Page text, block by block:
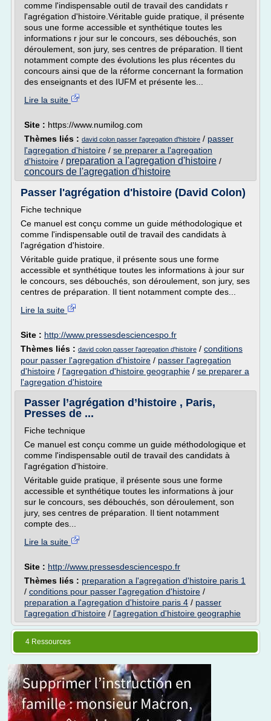
comme l'indispensable outil de travail des candidats r
l'agrégation d'histoire.Véritable guide pratique, il présente
sous une forme accessible et synthétique toutes les
informations r jour sur le concours, ses débouchés, son
déroulement, son jury, ses centres de préparation. Il tient
notamment compte des évolutions les plus récentes du
concours ainsi que de la réforme concernant la formation
des enseignants et des IUFM et présente les...
Lire la suite
Site : https://www.numilog.com
Thèmes liés : david colon passer l'agregation d'histoire / passer
l'agregation d'histoire / se preparer a l'agregation
d'histoire / preparation a l'agregation d'histoire /
concours de l'agregation d'histoire
Passer l'agrégation d'histoire (David Colon)
Fiche technique
Ce manuel est conçu comme un guide méthodologique et
comme l'indispensable outil de travail des candidats à
l'agrégation d'histoire.
Véritable guide pratique, il présente sous une forme
accessible et synthétique toutes les informations à jour sur
le concours, ses débouchés, son déroulement, son jury, ses
centres de préparation. Il tient notamment compte des...
Lire la suite
Site : http://www.pressesdesciencespo.fr
Thèmes liés : david colon passer l'agregation d'histoire / conditions
pour passer l'agregation d'histoire / passer l'agregation
d'histoire / l'agregation d'histoire geographie / se preparer a
l'agregation d'histoire
Passer l’agrégation d’histoire , Paris,
Presses de ...
Fiche technique
Ce manuel est conçu comme un guide méthodologique et
comme l'indispensable outil de travail des candidats à
l'agrégation d'histoire.
Véritable guide pratique, il présente sous une forme
accessible et synthétique toutes les informations à jour
sur le concours, ses débouchés, son déroulement, son
jury, ses centres de préparation. Il tient notamment
compte des...
Lire la suite
Site : http://www.pressesdesciencespo.fr
Thèmes liés : preparation a l'agregation d'histoire paris 1
/ conditions pour passer l'agregation d'histoire /
preparation a l'agregation d'histoire paris 4 / passer
l'agregation d'histoire / l'agregation d'histoire geographie
4 Ressources